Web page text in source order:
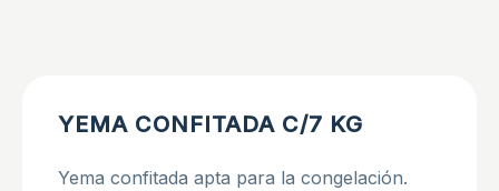
YEMA CONFITADA C/7 KG
Yema confitada apta para la congelación.